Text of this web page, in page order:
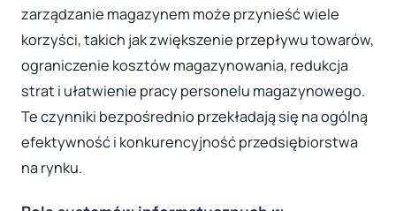
zarządzanie magazynem może przynieść wiele
korzyści, takich jak zwiększenie przepływu towarów,
ograniczenie kosztów magazynowania, redukcja
strat i ułatwienie pracy personelu magazynowego.
Te czynniki bezpośrednio przekładają się na ogólną
efektywność i konkurencyjność przedsiębiorstwa
na rynku.